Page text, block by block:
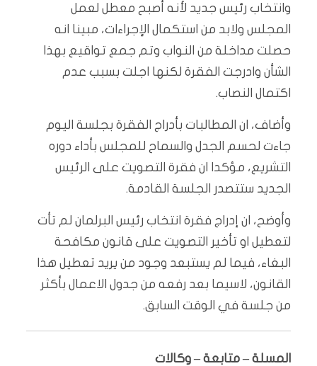
وانتخاب رئيس جديد لأنه أصبح معطل لعمل
المجلس ولابد من استكمال الإجراءات، مبينا انه
حصلت مداخلة من النواب وتم جمع تواقيع بهذا
الشأن وادرجت الفقرة لكنها اجلت بسبب عدم
اكتمال النصاب.
وأضاف، ان المطالبات بأدراج الفقرة بجلسة اليوم
جاءت لحسم الجدل والسماح للمجلس بأداء دوره
التشريع، مؤكدا ان فقرة التصويت على الرئيس
الجديد ستتصدر الجلسة القادمة.
وأوضح، ان إدراج فقرة انتخاب رئيس البرلمان لم تأت
لتعطيل او تأخير التصويت على قانون مكافحة
البغاء، فيما لم يستبعد وجود من يريد تعطيل هذا
القانون، لاسيما بعد رفعه من جدول الاعمال بأكثر
من جلسة في الوقت السابق.
المسلة – متابعة – وكالات